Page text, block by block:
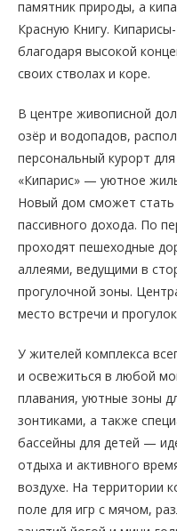
памятник природы, а
Красную Книгу.
благодаря высокой
своих стволах и коре.
В центре живописной
озёр и водопадов,
персональный курорт
«Кипарис» — уютное
Новый дом сможет
пассивного дохода. По
проходят пешеходные
аллеями, ведущими в
прогулочной зоны.
место встречи и
У жителей комплекса
и освежиться в любой
плавания, уютные зоны
зонтиками, а также
бассейны для детей —
отдыха и активного
воздухе. На территории
поле для игр с мячом,